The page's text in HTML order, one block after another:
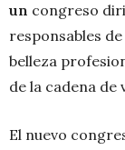
un congreso
responsables
belleza
de la cadena de
El nuevo